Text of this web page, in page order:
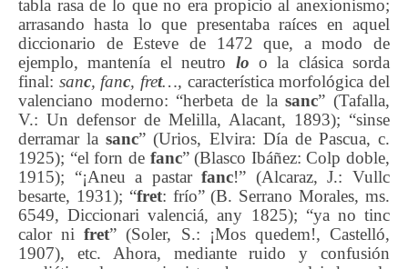
tabla rasa de lo que no era propicio al anexionismo;
arrasando hasta lo que presentaba raíces en aquel
diccionario de Esteve de 1472 que, a modo de
ejemplo, mantenía el neutro lo o la clásica sorda
final: sanc, fanc, fret…, característica morfológica del
valenciano moderno: “herbeta de lasanc” (Tafalla,
V.: Un defensor de Melilla, Alacant, 1893); “sinse
derramar lasanc” (Urios, Elvira: Día de Pascua, c.
1925); “el forn defanc” (Blasco Ibáñez: Colp doble,
1915); “¡Aneu a pastarfanc!” (Alcaraz, J.: Vullc
besarte, 1931); “fret: frío” (B. Serrano Morales, ms.
6549, Diccionari valenciá, any 1825); “ya no tinc
calor nifret” (Soler, S.: ¡Mos quedem!, Castelló,
1907), etc. Ahora, mediante ruido y confusión